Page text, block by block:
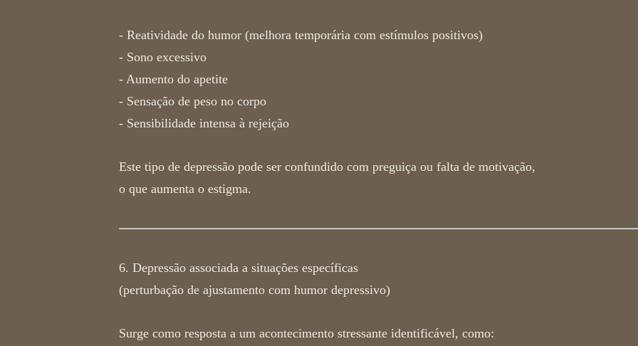
- Reatividade do humor (melhora temporária com estímulos positivos)
- Sono excessivo
- Aumento do apetite
- Sensação de peso no corpo
- Sensibilidade intensa à rejeição
Este tipo de depressão pode ser confundido com preguiça ou falta de motivação,
o que aumenta o estigma.
6. Depressão associada a situações específicas
(perturbação de ajustamento com humor depressivo)
Surge como resposta a um acontecimento stressante identificável, como: